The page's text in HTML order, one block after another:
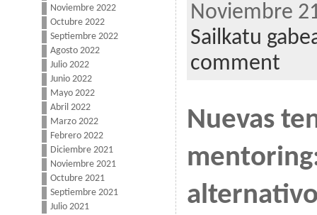
Noviembre 2022
Octubre 2022
Septiembre 2022
Agosto 2022
Julio 2022
Junio 2022
Mayo 2022
Abril 2022
Marzo 2022
Febrero 2022
Diciembre 2021
Noviembre 2021
Octubre 2021
Septiembre 2021
Julio 2021
Noviembre
Sailkatu
comment
Nuevas